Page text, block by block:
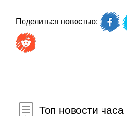
Поделиться новостью:
Топ новости часа